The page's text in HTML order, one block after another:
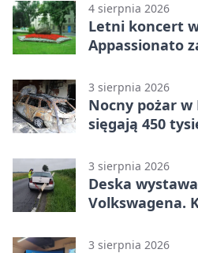
4 sierpnia 2026
Letni koncert
Appassionato
3 sierpnia 2026
Nocny pożar
sięgają 450
3 sierpnia 2026
Deska
Volkswagena.
3 sierpnia 2026